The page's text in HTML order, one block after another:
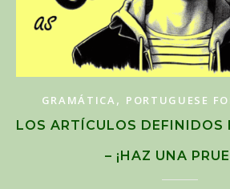
GRAMÁTICA, PORTUGUESE
LOS ARTÍCULOS DEFINIDOS
– ¡HAZ UNA